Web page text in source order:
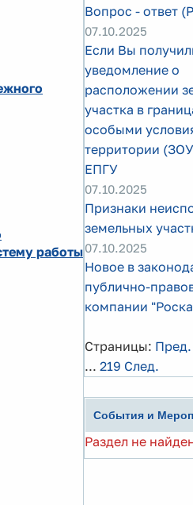
работы
Вопрос - ответ
07.10.2025
Если Вы
уведомление о
расположении
участка в
особыми
территории
ЕПГУ
07.10.2025
Признаки
земельных
07.10.2025
Новое в
публично-
компании
Страницы: Пред.
... 219 След.
События и
Раздел не